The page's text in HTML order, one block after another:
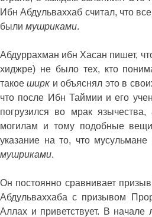
Ибн Абдульваххаб считал, что
были мушриками.
Абдуррахман ибн Хасан пишет,
хиджре) не было тех, кто
такоеширк и объяснял это в
что после Ибн Таймии и его
погрузился во мрак язычества,
могилам и тому подобные
указание на то, что
мушриками.
Он постоянно сравнивает
Абдульваххаба с призывом
Аллах и приветствует. В начале